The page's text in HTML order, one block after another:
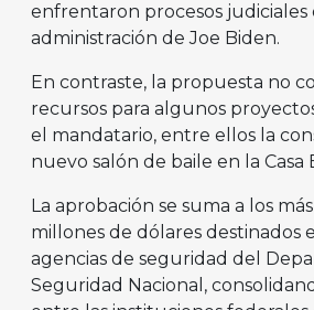
enfrentaron procesos judiciales
administración de Joe Biden.
En contraste, la propuesta no
recursos para algunos
el mandatario, entre ellos la
nuevo salón de baile en la Casa
La aprobación se suma a los más
millones de dólares destinados
agencias de seguridad del
Seguridad Nacional,